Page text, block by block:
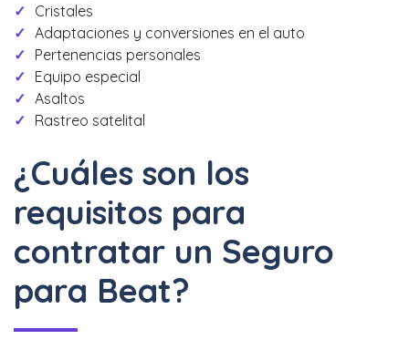
Cristales
Adaptaciones y conversiones en el auto
Pertenencias personales
Equipo especial
Asaltos
Rastreo satelital
¿Cuáles son los
requisitos para
contratar un Seguro
para Beat?